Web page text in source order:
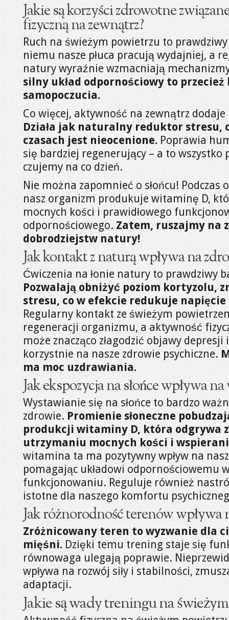
Jakie są korzyści zdrowotne
fizyczną na zewnątrz?
Ruch na świeżym powietrzu to
niemu nasze płuca pracują wydajniej, a
natury wyraźnie wzmacniają
silny układ odpornościowy to przecież
samopoczucia.
Co więcej, aktywność na zewnątrz
Działa jak naturalny reduktor stresu,
czasach jest nieocenione. Poprawia
się bardziej regenerujący – a to wszystko
czujemy na co dzień.
Nie można zapomnieć o słońcu!
nasz organizm produkuje witaminę D,
mocnych kości i prawidłowego
odpornościowego. Zatem, ruszajmy na
dobrodziejstw natury!
Jak kontakt z naturą wpływa na
Ćwiczenia na łonie natury to prawdziwy
Pozwalają obniżyć poziom kortyzolu,
stresu, co w efekcie redukuje
Regularny kontakt ze świeżym
regeneracji organizmu, a aktywność
może znacząco złagodzić objawy depresji
korzystnie na nasze zdrowie psychiczne.
ma moc uzdrawiania.
Jak ekspozycja na słońce wpływa
Wystawianie się na słońce to bardzo
zdrowie. Promienie słoneczne
produkcji witaminy D, która odgrywa
utrzymaniu mocnych kości i
witamina ta ma pozytywny wpływ na
pomagając układowi odpornościowemu
funkcjonowaniu. Reguluje również
istotne dla naszego komfortu
Jak różnorodność terenów wpływa
Zróżnicowany teren to wyzwanie dla
mięśni. Dzięki temu trening staje się
równowaga ulegają poprawie.
wpływa na rozwój siły i stabilności,
adaptacji.
Jakie są wady treningu na